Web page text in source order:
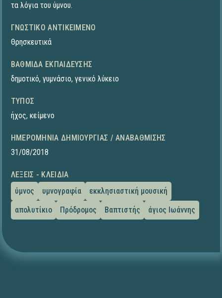
τα λόγια του ύμνου.
ΓΝΩΣΤΙΚΌ ΑΝΤΙΚΕΊΜΕΝΟ
Θρησκευτικά
ΒΑΘΜΊΔΑ ΕΚΠΑΊΔΕΥΣΗΣ
δημοτικό, γυμνάσιο, γενικό λύκειο
ΤΎΠΟΣ
ήχος, κείμενο
ΗΜΕΡΟΜΗΝΊΑ ΔΗΜΙΟΥΡΓΊΑΣ / ΑΝΑΒΆΘΜΙΣΗΣ
31/08/2018
ΛΈΞΕΙΣ - ΚΛΕΙΔΙΆ
ύμνος
υμνογραφία
εκκλησιαστική μουσική
απολυτίκιο
Πρόδρομος Βαπτιστής άγιος Ιωάννης